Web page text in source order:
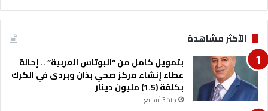
ل
ل
و
الأكثر مشاهدة
بتمويل كامل من “البوتاس العربية” .. إحالة
عطاء إنشاء مركز صحي بذان وبردى في الكرك
بكلفة (1.5) مليون دينار
منذ 3 أسابيع